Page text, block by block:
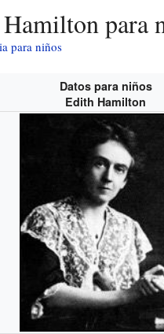
Hamilton para
para niños
Datos para niños
Edith Hamilton